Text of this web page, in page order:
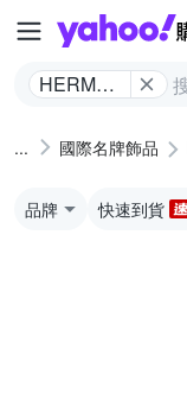
HERMES
國際名牌飾品
品牌 快速到貨